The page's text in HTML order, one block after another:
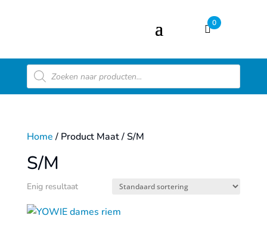
0
Producten
zoeken
Home/ Product Maat / S/M
S/M
Enig resultaat